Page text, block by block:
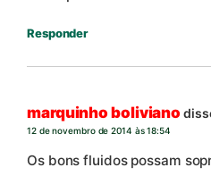
Responder
marquinho boliviano
12 de novembro de 2014 às 18:54
Os bons fluidos possam